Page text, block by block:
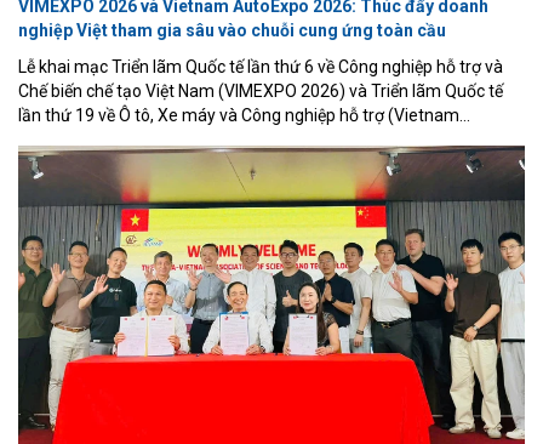
VIMEXPO 2026 và Vietnam AutoExpo 2026: Thúc đẩy doanh
nghiệp Việt tham gia sâu vào chuỗi cung ứng toàn cầu
Lễ khai mạc Triển lãm Quốc tế lần thứ 6 về Công nghiệp hỗ trợ và
Chế biến chế tạo Việt Nam (VIMEXPO 2026) và Triển lãm Quốc tế
lần thứ 19 về Ô tô, Xe máy và Công nghiệp hỗ trợ (Vietnam
ICE Hà Nội.